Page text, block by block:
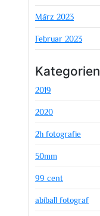
März 2023
Februar 2023
Kategorien
2019
2020
2h fotografie
50mm
99 cent
abiball fotograf